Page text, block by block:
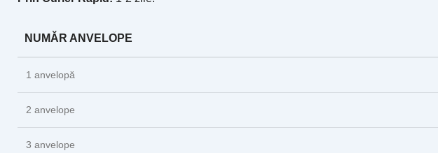
NUMĂR ANVELOPE
1 anvelopă
2 anvelope
3 anvelope